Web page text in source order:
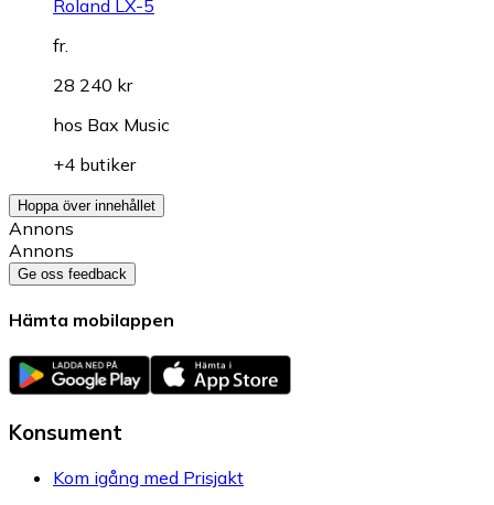
Roland LX-5
fr.
28 240 kr
hos Bax Music
+4 butiker
Hoppa över innehållet
Annons
Annons
Ge oss feedback
Hämta mobilappen
Konsument
Kom igång med Prisjakt